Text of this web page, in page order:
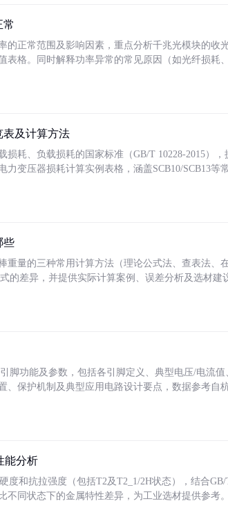
常
的正常范围及影响因素，重点分析千兆光模块的收
表格。同时解释功率异常的常见原因（如光纤损耗
表及计算方法
损耗、负载损耗的国家标准（GB/T 10228-2015）
力变压器损耗计算实例表格，涵盖SCB10/SCB13等
些
重量的三种常用计算方法（理论公式法、查表法、
的差异，并提供实际计算案例、误差分析及选材建
脚功能及参数，包括各引脚定义、典型电压/电流
、保护机制及典型应用电路设计要点，数据参考自
能分析
度和抗拉强度（包括T2及T2_1/2H状态），结合
不同状态下的金属特性差异，为工业选材提供参考。